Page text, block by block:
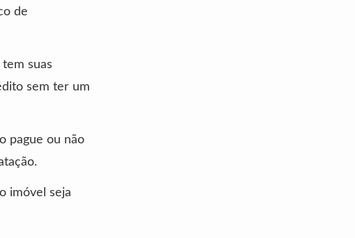
de
suas
sem ter um
pague ou não
imóvel seja